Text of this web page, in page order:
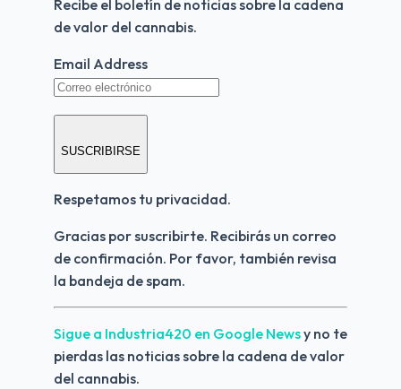
Recibe el boletín de noticias sobre la cadena
de valor del cannabis.
Email Address
SUSCRIBIRSE
Respetamos tu privacidad.
Gracias por suscribirte. Recibirás un correo
de confirmación. Por favor, también revisa
la bandeja de spam.
Sigue a Industria420 en Google News y no te
pierdas las noticias sobre la cadena de valor
del cannabis.